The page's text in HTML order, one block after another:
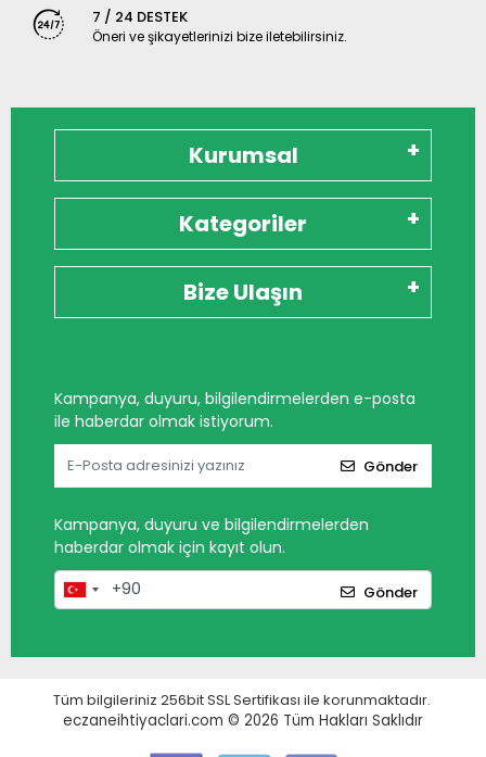
7 / 24 DESTEK
Öneri ve şikayetlerinizi bize iletebilirsiniz.
Kurumsal
Kategoriler
Bize Ulaşın
Kampanya, duyuru, bilgilendirmelerden e-posta
ile haberdar olmak istiyorum.
Gönder
Kampanya, duyuru ve bilgilendirmelerden
haberdar olmak için kayıt olun.
Gönder
Tüm bilgileriniz 256bit SSL Sertifikası ile korunmaktadır.
eczaneihtiyaclari.com © 2026 Tüm Hakları Saklıdır